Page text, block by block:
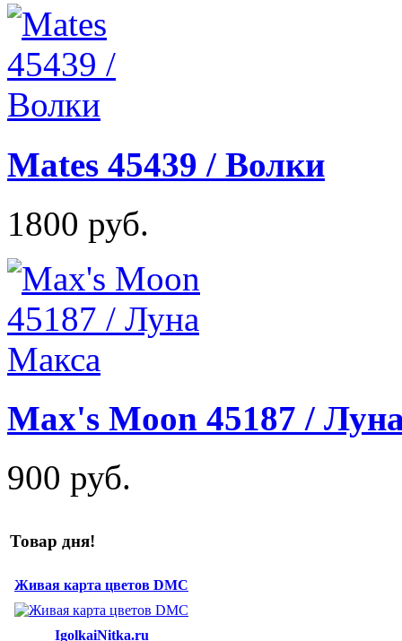
Mates 45439 / Волки
1800 руб.
Max's Moon 45187 /
900 руб.
Товар дня!
Живая карта цветов DMC
IgolkaiNitka.ru